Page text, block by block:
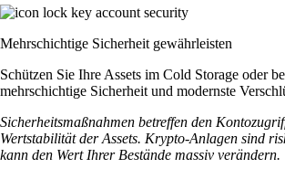
Mehrschichtige Sicherheit gewährleisten
Schützen Sie Ihre Assets im Cold Storage oder
mehrschichtige Sicherheit und modernste
Sicherheitsmaßnahmen betreffen den
Wertstabilität der Assets. Krypto-Anlagen sind
kann den Wert Ihrer Bestände massiv verändern.